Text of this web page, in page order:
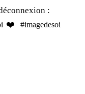
:
❤️
#imagedesoi